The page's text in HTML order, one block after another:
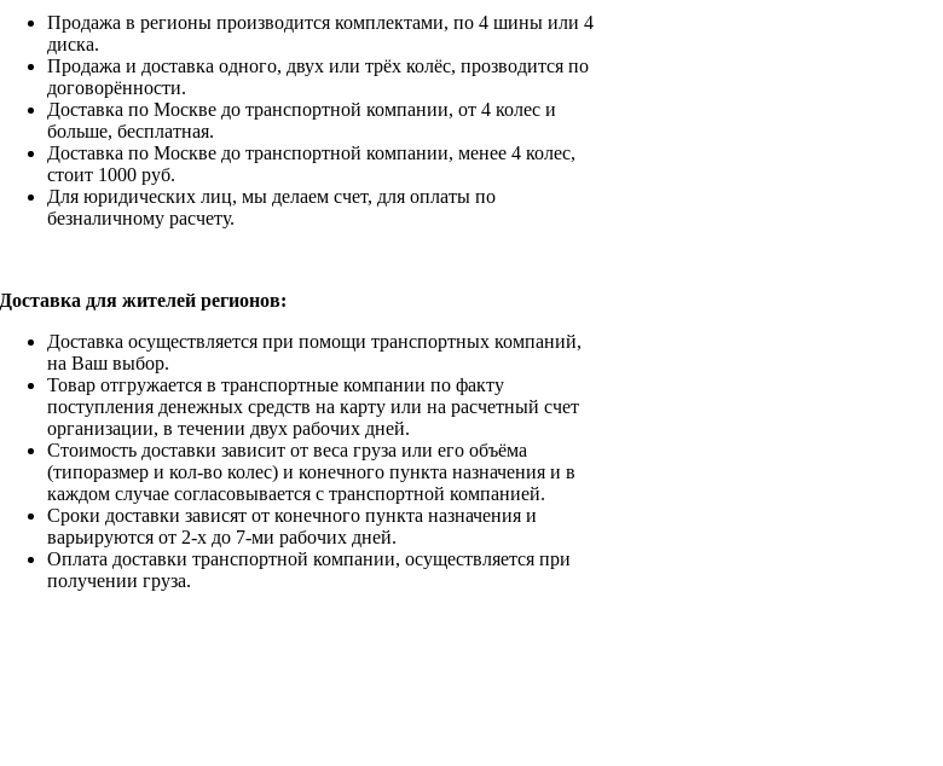
Продажа в регионы производится комплектами, по 4 шины или 4
диска.
Продажа и доставка одного, двух или трёх колёс, прозводится по
договорённости.
Доставка по Москве до транспортной компании, от 4 колес и
больше, бесплатная.
Доставка по Москве до транспортной компании, менее 4 колес,
стоит 1000 руб.
Для юридических лиц, мы делаем счет, для оплаты по
безналичному расчету.
Доставка для жителей регионов:
Доставка осуществляется при помощи транспортных компаний,
на Ваш выбор.
Товар отгружается в транспортные компании по факту
поступления денежных средств на карту или на расчетный счет
организации, в течении двух рабочих дней.
Стоимость доставки зависит от веса груза или его объёма
(типоразмер и кол-во колес) и конечного пункта назначения и в
каждом случае согласовывается с транспортной компанией.
Сроки доставки зависят от конечного пункта назначения и
варьируются от 2-х до 7-ми рабочих дней.
Оплата доставки транспортной компании, осуществляется при
получении груза.